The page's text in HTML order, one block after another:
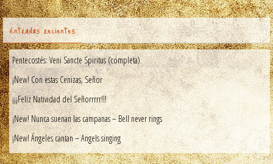
Entradas recientes
Pentecostés: Veni Sancte Spiritus (completa)
¡New! Con estas Cenizas, Señor
¡¡¡Feliz Natividad del Señorrrrr!!!
¡New! Nunca suenan las campanas – Bell never rings
¡New! Ángeles cantan – Angels singing